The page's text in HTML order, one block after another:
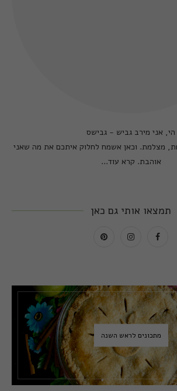
הי, אני מירב גביש - גבישס
מצלמת. וכאן אשמח לחלוק איתכם את מה שאני
אוהבת. קרא עוד...
תמצאו אותי גם כאן
מתכונים לראש השנה